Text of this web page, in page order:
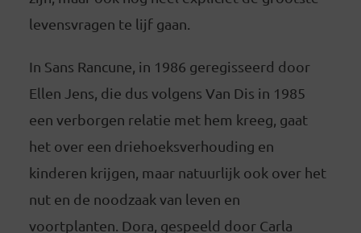
levensvragen te lijf gaan.
In Sans Rancune, in 1986 geregisseerd door
Ellen Jens, die dus volgens Van Dis in 1985
een verborgen relatie met hem kreeg, gaat
het over een driehoeksverhouding en
kinderen krijgen, maar natuurlijk ook over het
nut en de noodzaak van leven en
voortplanten. Dora, gespeeld door Carla